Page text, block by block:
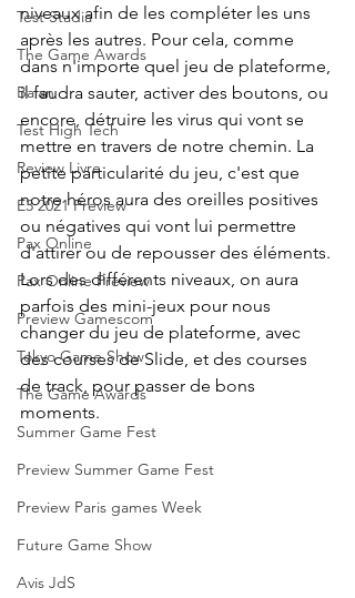
Test Stadia
The Game Awards
Balan
Test High Tech
Review Livre
E3 2021 Preview
Pax Online
Pax Online Preview
Preview Gamescom
Tokyo Game Show
The Game Awards
Summer Game Fest
Preview Summer Game Fest
Preview Paris games Week
Future Game Show
Avis JdS
niveaux afin de les compléter les uns
après les autres. Pour cela, comme
dans n'importe quel jeu de plateforme,
il faudra sauter, activer des boutons, ou
encore, détruire les virus qui vont se
mettre en travers de notre chemin. La
petite particularité du jeu, c'est que
notre héros aura des oreilles positives
ou négatives qui vont lui permettre
d'attirer ou de repousser des éléments.
Lors des différents niveaux, on aura
parfois des mini-jeux pour nous
changer du jeu de plateforme, avec
des courses de Slide, et des courses
de track, pour passer de bons
moments.